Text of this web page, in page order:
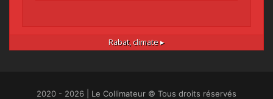
Rabat, climate ▸
2020 - 2026 | Le Collimateur © Tous droits réservés